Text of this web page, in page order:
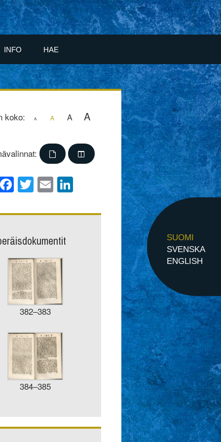
INFO HAE
SUOMI
SVENSKA
ENGLISH
koko: A A A A
Facebook
Twitter
EmailLinkedIn
382–383
384–385